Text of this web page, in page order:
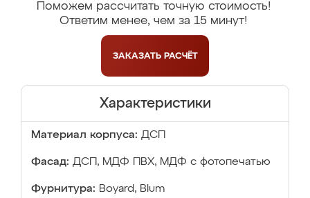
Поможем рассчитать точную стоимость!
Ответим менее, чем за 15 минут!
ЗАКАЗАТЬ РАСЧЁТ
Характеристики
Материал корпуса: ДСП
Фасад: ДСП, МДФ ПВХ, МДФ с фотопечатью
Фурнитура: Boyard, Blum